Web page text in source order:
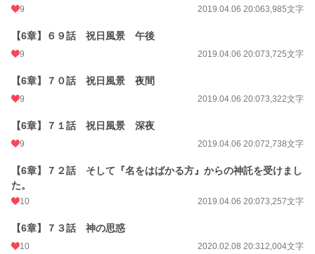
9 2019.04.06 20:063,985文字
【6章】６９話 祝日風景 午後
9 2019.04.06 20:073,725文字
【6章】７０話 祝日風景 夜間
9 2019.04.06 20:073,322文字
【6章】７１話 祝日風景 深夜
9 2019.04.06 20:072,738文字
【6章】７２話 そして『名をはばかる方』からの神託を受けまし
た。
10 2019.04.06 20:073,257文字
【6章】７３話 神の思惑
10 2020.02.08 20:312,004文字